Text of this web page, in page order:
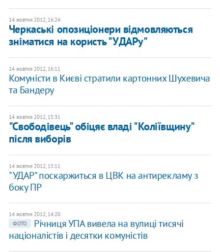
14 жовтня 2012, 16:24
Черкаські опозиціонери відмовляються
зніматися на користь "УДАРу"
14 жовтня 2012, 16:11
Комуністи в Києві стратили картонних Шухевича
та Бандеру
14 жовтня 2012, 15:31
"Свободівець" обіцяє владі "Коліївщину"
після виборів
14 жовтня 2012, 15:11
"УДАР" поскаржиться в ЦВК на антирекламу з
боку ПР
14 жовтня 2012, 14:20
ФОТО
Річниця УПА вивела на вулиці тисячі
націоналістів і десятки комуністів